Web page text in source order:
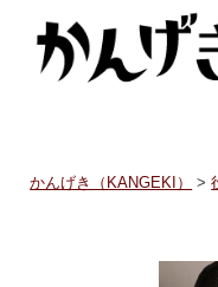
かんげき（KANGEKI） >